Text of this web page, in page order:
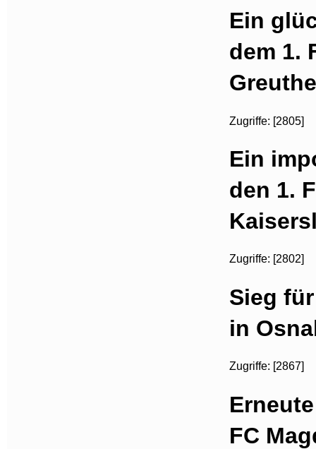
Ein
dem 1.
Zugriffe: [2805]
Ein
den 1.
Zugriffe: [2802]
Sieg
in
Zugriffe: [2867]
FC